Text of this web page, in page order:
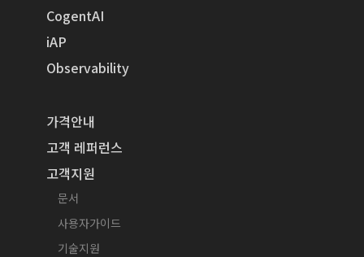
CogentAI
iAP
Observability
가격안내
고객 레퍼런스
고객지원
문서
사용자가이드
기술지원